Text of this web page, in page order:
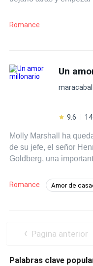
de ella por mucho tiempo aunque.. ¿
Romance
Un
9.6
Molly Marshall ha
de su jefe, el señor
Goldberg, una
incómoda posición
imperio, Sebastian es
prometido con una
volverá un lío cuando
Romance Amor de
Romance oscuro
Pagina anterior
Palabras clave